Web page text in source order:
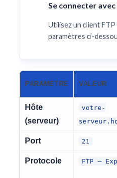
Se connecter
Utilisez un client
paramètres ci-
PARAMÈTRE VALEUR
Hôte
(serveur)
votre-
Port 21
Protocole FTP —